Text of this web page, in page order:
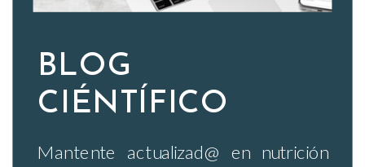
Mantente actualizad@ en nutrición
BLOG
CIÉNTÍFICO